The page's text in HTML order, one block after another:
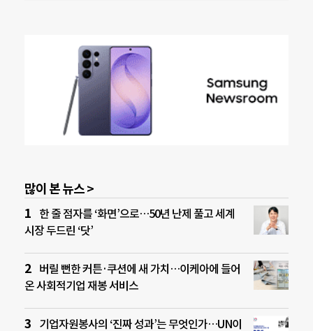
많이 본 뉴스 >
한 줄 점자를 ‘화면’으로…50년 난제 풀고 세계
시장 두드린 ‘닷’
버릴 뻔한 커튼·쿠션에 새 가치…이케아에 들어
온 사회적기업 재봉 서비스
기업자원봉사의 ‘진짜 성과’는 무엇인가…UN이